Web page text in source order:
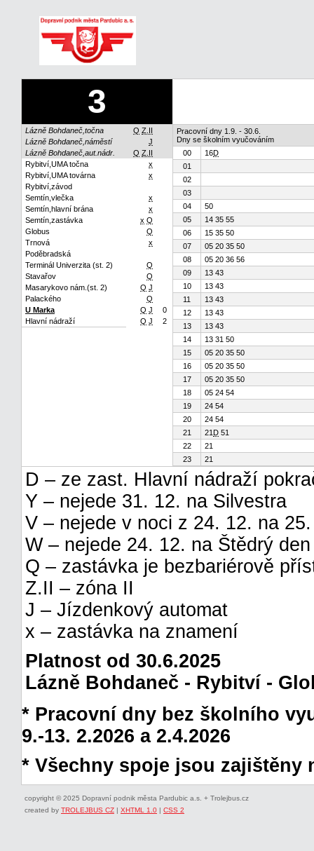
3
Lázně Bohdaneč,točna Q Z.II
Lázně Bohdaneč,náměstí
J
Lázně Bohdaneč,aut.nádr.
Q Z.II
Rybitví,UMA točna
x
Rybitví,UMA továrna
x
Rybitví,závod
Semtín,vlečka
x
Semtín,hlavní brána
x
Semtín,zastávka
x Q
Globus
Q
Trnová
x
Poděbradská
Terminál Univerzita (st. 2)
Q
Stavařov
Q
Masarykovo nám.(st. 2)
Q J
Palackého
Q
U Marka
Q J
0
Hlavní nádraží
Q J 2
Pracovní dny 1.9. - 30.6.
Dny se školním vyučováním
00
16D
01
02
03
04
50
05
14 35 55
06
15 35 50
07
05 20 35 50
08
05 20 36 56
09
13 43
10
13 43
11
13 43
12
13 43
13
13 43
14
13 31 50
15
05 20 35 50
16
05 20 35 50
17
05 20 35 50
18
05 24 54
19
24 54
20
24 54
21
21 D 51
22
21
23
21
D – ze zast. Hlavní nádraží
Y – nejede 31. 12. na Silvestra
V – nejede v noci z 24. 12. na
W – nejede 24. 12. na Štědrý den
Q – zastávka je bezbariérově
Z.II – zóna II
J – Jízdenkový automat
x – zastávka na znamení
Platnost od 30.6.2025
Lázně Bohdaneč - Rybitví -
* Pracovní dny bez školního
9.-13. 2.2026 a 2.4.2026
* Všechny spoje jsou zajištěny
copyright © 2025 Dopravní podnik města Pardubic a.s. + Trolejbus.cz
created by TROLEJBUS CZ | XHTML 1.0 | CSS 2